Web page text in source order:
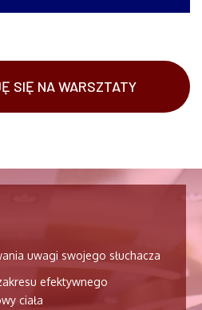
SIĘ NA WARSZTATY
uwagi swojego słuchacza
efektywnego
ciała